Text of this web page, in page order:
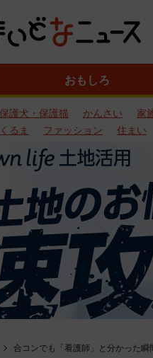
おもしろ
保護犬・保護猫 かんさい 家
くるま
ファッション 住まい
合コンでも「看護師」と分かった